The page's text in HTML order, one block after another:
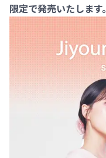
限定で発売いたします。